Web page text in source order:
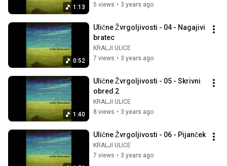
1:13
5 views • 3 years ago
0:52
Ulične Žvrgoljivosti - 04 - Nagajivi
bratec
KRALJI ULICE
7 views • 3 years ago
1:40
Ulične Žvrgoljivosti - 05 - Skrivni
obred 2
KRALJI ULICE
8 views • 3 years ago
Ulične Žvrgoljivosti - 06 - Pijanček
KRALJI ULICE
7 views • 3 years ago